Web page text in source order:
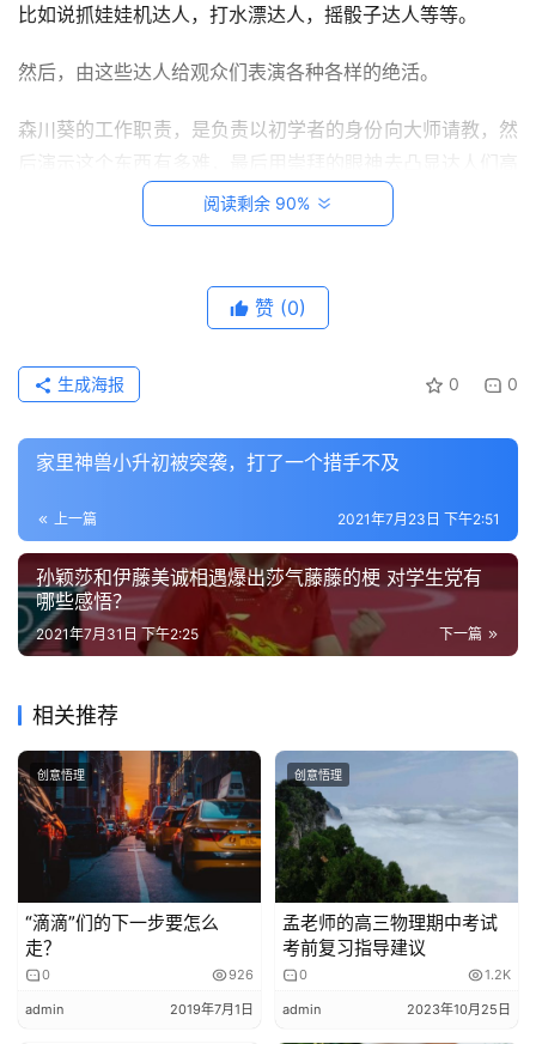
创
悟
笔
的
作
品
教
学
材
登录
比如说抓娃娃机达人，打水漂达人，摇骰子达人等等。
然后，由这些达人给观众们表演各种各样的绝活。
森川葵的工作职责，是负责以初学者的身份向大师请教，然
就是森川葵存在的意义。
她的任务本来是聆听大师教导后，尝试性的表演一下，向观
众证明大师们耗费半生练成的技艺有多么的牛逼。
平，这让气氛变得异常尴尬，整个综艺节目的性质都变味
了，和初始目的背道而驰。
森川葵，成为了人类综艺界有史以来最奇怪的助理，用大师
们的名气来衬托自己的牛逼。
偏偏全日本的大师们还愿意前赴后继的参加这个节目，因为
给击败。
你或许曾经认为天才是99%的汗水加1%的灵感。
但事实告诉你，天才其实是99%的天赋和1%的努力。
不信？看看森川葵就知道了。
日本剑玉
阅读剩余 90%
赞 (0)
0 0
生成海报
家里神兽小升初被突袭，打了一个措手不及
上一篇 2021年7月23日 下午2:51
孙颖莎和伊藤美诚相遇爆出莎气藤藤的梗 对学生党有
哪些感悟？
下一篇
2021年7月31日 下午2:25
相关推荐
创意悟理
“滴滴”们的下一步要怎么
走？
0 926
admin 2019年7月1日
创意悟理
孟老师的高三物理期中考试
考前复习指导建议
0 1.2K
admin 2023年10月25日